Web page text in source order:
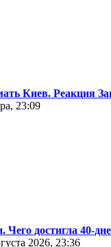
Киев. Реакция
23:09
Чего достигла 40-
2026, 23:36